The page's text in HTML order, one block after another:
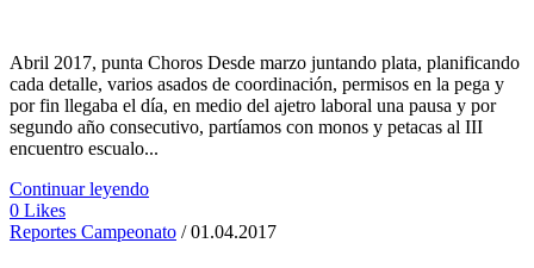
Abril 2017, punta Choros Desde marzo juntando plata, planificando
cada detalle, varios asados de coordinación, permisos en la pega y
por fin llegaba el día, en medio del ajetro laboral una pausa y por
segundo año consecutivo, partíamos con monos y petacas al III
encuentro escualo...
Continuar leyendo
0 Likes
Reportes Campeonato / 01.04.2017